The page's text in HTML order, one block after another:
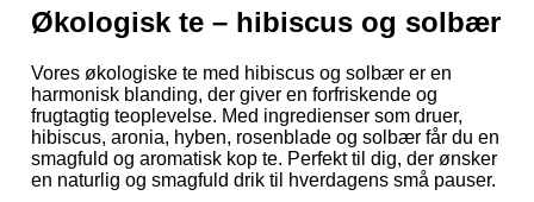
Økologisk te – hibiscus og solbær
Vores økologiske te med hibiscus og solbær er en
harmonisk blanding, der giver en forfriskende og
frugtagtig teoplevelse. Med ingredienser som druer,
hibiscus, aronia, hyben, rosenblade og solbær får du en
smagfuld og aromatisk kop te. Perfekt til dig, der ønsker
en naturlig og smagfuld drik til hverdagens små pauser.